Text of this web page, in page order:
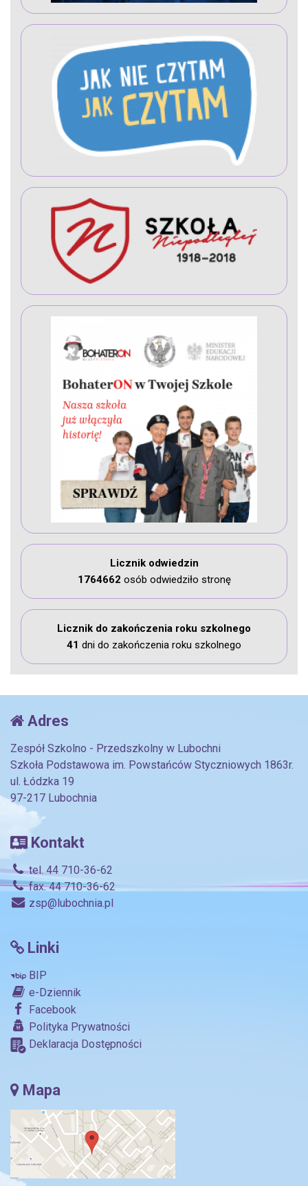
Licznik odwiedzin
1764662 osób odwiedziło stronę
Licznik do zakończenia roku szkolnego
41 dni do zakończenia roku szkolnego
Adres
Zespół Szkolno - Przedszkolny w Lubochni
Szkoła Podstawowa im. Powstańców Styczniowych 1863r.
ul. Łódzka 19
97-217 Lubochnia
Kontakt
tel. 44 710-36-62
fax. 44 710-36-62
zsp@lubochnia.pl
Linki
BIP
e-Dziennik
Facebook
Polityka Prywatności
Deklaracja Dostępności
Mapa